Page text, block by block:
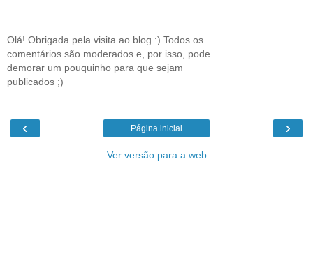
Olá! Obrigada pela visita ao blog :) Todos os
comentários são moderados e, por isso, pode
demorar um pouquinho para que sejam
publicados ;)
‹ ›
Página inicial
Ver versão para a web